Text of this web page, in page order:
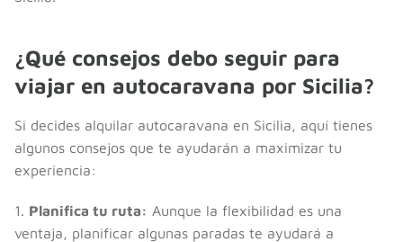
¿Qué consejos debo seguir para
viajar en autocaravana por Sicilia?
Si decides alquilar autocaravana en Sicilia, aquí tienes
algunos consejos que te ayudarán a maximizar tu
experiencia:
1. Planifica tu ruta: Aunque la flexibilidad es una
ventaja, planificar algunas paradas te ayudará a